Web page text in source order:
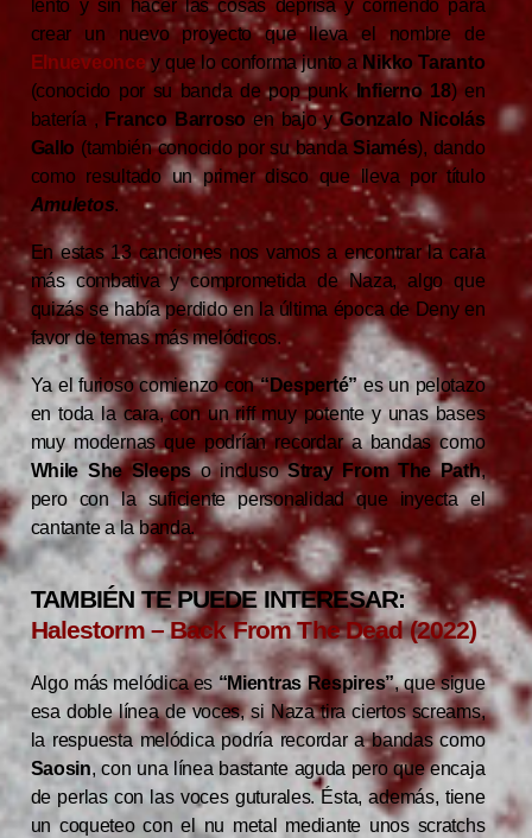
lento y sin hacer las cosas deprisa y corriendo para
crear un nuevo proyecto que lleva el nombre de
Elnueveoncey que lo conforma junto a Nikko Taranto
(conocido por su banda de pop punkInfierno 18) en
batería , Franco Barroso en bajo yGonzalo Nicolás
Gallo (también conocido por su bandaSiamés), dando
como resultado un primer disco que lleva por título
Amuletos.
En estas 13 canciones nos vamos a encontrar la cara
más combativa y comprometida de Naza, algo que
quizás se había perdido en la última época de Deny en
favor de temas más melódicos.
Ya el furioso comienzo con“Desperté”es un pelotazo
en toda la cara, con un riff muy potente y unas bases
muy modernas que podrían recordar a bandas como
While She Sleepso inclusoStray From The Path,
pero con la suficiente personalidad que inyecta el
cantante a la banda.
TAMBIÉN TE PUEDE INTERESAR:
Halestorm – Back From The Dead (2022)
Algo más melódica es “Mientras Respires”, que sigue
esa doble línea de voces, si Naza tira ciertos screams,
la respuesta melódica podría recordar a bandas como
Saosin, con una línea bastante aguda pero que encaja
de perlas con las voces guturales. Ésta, además, tiene
un coqueteo con el nu metal mediante unos scratchs